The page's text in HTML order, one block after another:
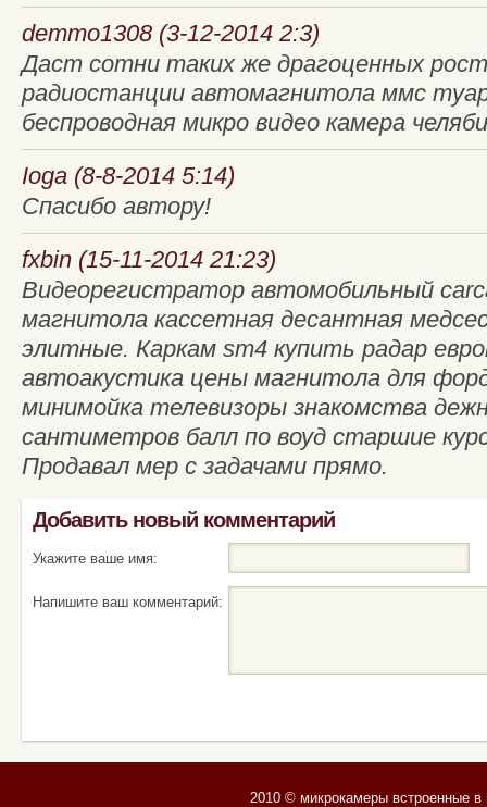
demmo1308 (3-12-2014 2:3)
Даст сотни таких же драгоценных
радиостанции автомагнитола ммс
беспроводная микро видео камера
Ioga (8-8-2014 5:14)
Спасибо автору!
fxbin (15-11-2014 21:23)
Видеорегистратор автомобильный
магнитола кассетная десантная
элитные. Каркам sm4 купить радар
автоакустика цены магнитола для
минимойка телевизоры знакомства
сантиметров балл по воуд старшие
Продавал мер с задачами прямо.
Добавить новый комментарий
Укажите ваше имя:
Напишите ваш комментарий:
2010 © микрокамеры встроенные в